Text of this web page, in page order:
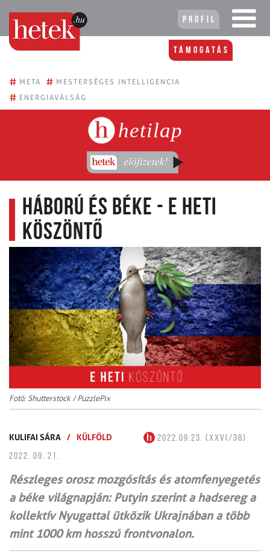
Profil
Támogatás
# META # MESTERSÉGES INTELLIGENCIA
# ENERGIAVÁLSÁG
hetilap
Háború és béke - E heti
köszöntő
Fotó: Shutterstock / PuzzlePix
KULIFAI SÁRA / KÜLFÖLD
2022.09.23. (XXVI/38)
2022. 09. 21.
Részleges orosz mozgósítás és atomfenyegetés
a béke világnapján: Putyin szerint a hadsereg a
kollektív Nyugattal ütközik Ukrajnában a több
mint 1000 km hosszú frontvonalon.